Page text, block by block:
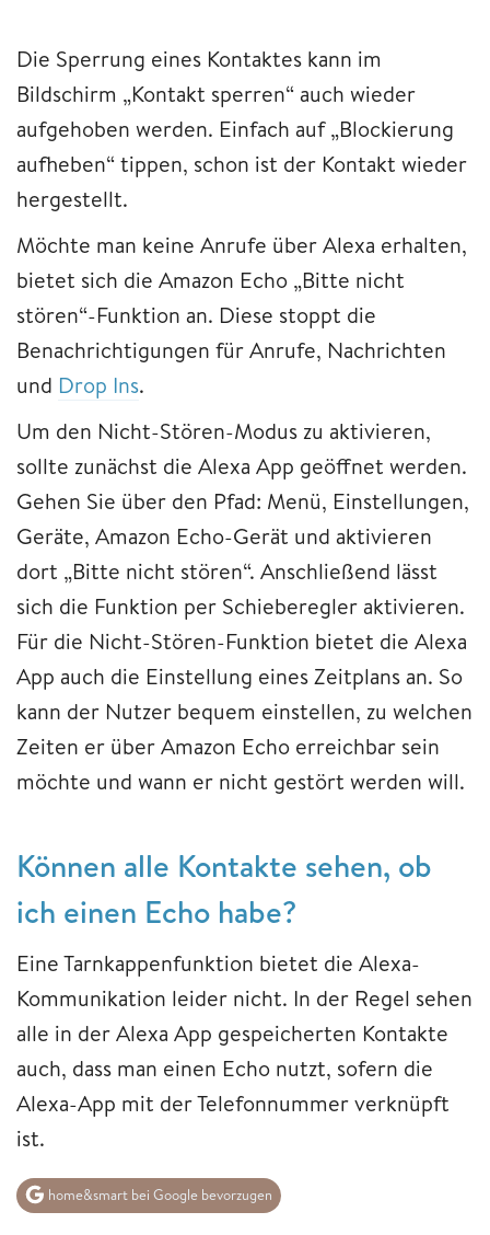
Die Sperrung eines Kontaktes kann im
Bildschirm „Kontakt sperren“ auch wieder
aufgehoben werden. Einfach auf „Blockierung
aufheben“ tippen, schon ist der Kontakt wieder
hergestellt.
Möchte man keine Anrufe über Alexa erhalten,
bietet sich die Amazon Echo „Bitte nicht
stören“-Funktion an. Diese stoppt die
Benachrichtigungen für Anrufe, Nachrichten
und Drop Ins.
Um den Nicht-Stören-Modus zu aktivieren,
sollte zunächst die Alexa App geöffnet werden.
Gehen Sie über den Pfad: Menü, Einstellungen,
Geräte, Amazon Echo-Gerät und aktivieren
dort „Bitte nicht stören“. Anschließend lässt
sich die Funktion per Schieberegler aktivieren.
Für die Nicht-Stören-Funktion bietet die Alexa
App auch die Einstellung eines Zeitplans an. So
kann der Nutzer bequem einstellen, zu welchen
Zeiten er über Amazon Echo erreichbar sein
möchte und wann er nicht gestört werden will.
Können alle Kontakte sehen, ob
ich einen Echo habe?
Eine Tarnkappenfunktion bietet die Alexa-
Kommunikation leider nicht. In der Regel sehen
alle in der Alexa App gespeicherten Kontakte
auch, dass man einen Echo nutzt, sofern die
Alexa-App mit der Telefonnummer verknüpft
ist.
home&smart bei Google bevorzugen